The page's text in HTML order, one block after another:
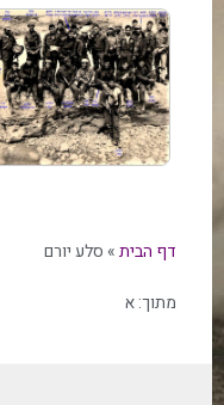
דף הבית» סלע יורם
מתוך:א